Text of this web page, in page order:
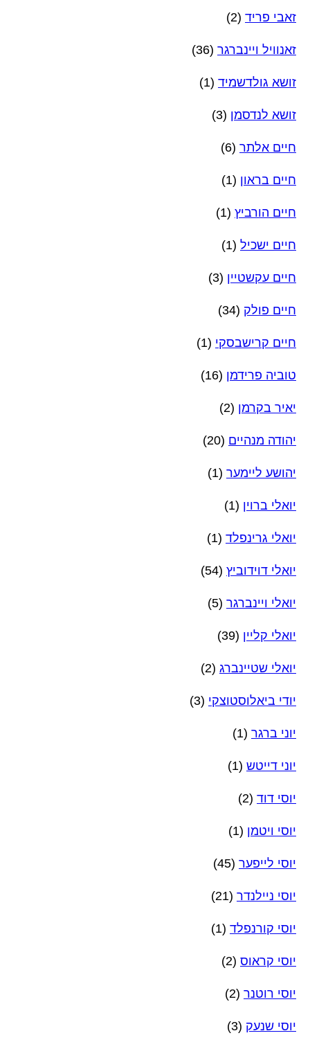
זאבי פריד (2)
זאנוויל ויינברגר (36)
זושא גולדשמיד (1)
זושא לנדסמן (3)
חיים אלתר (6)
חיים בראון (1)
חיים הורביץ (1)
חיים ישכיל (1)
חיים עקשטיין (3)
חיים פולק (34)
חיים קרישבסקי (1)
טוביה פרידמן (16)
יאיר בקרמן (2)
יהודה מנהיים (20)
יהושע ליימער (1)
יואלי ברוין (1)
יואלי גרינפלד (1)
יואלי דוידוביץ (54)
יואלי ויינברגר (5)
יואלי קליין (39)
יואלי שטיינברג (2)
יודי ביאלוסטוצקי (3)
יוני ברגר (1)
יוני דייטש (1)
יוסי דוד (2)
יוסי ויטמן (1)
יוסי לייפער (45)
יוסי ניילנדר (21)
יוסי קורנפלד (1)
יוסי קראוס (2)
יוסי רוטנר (2)
יוסי שנעק (3)